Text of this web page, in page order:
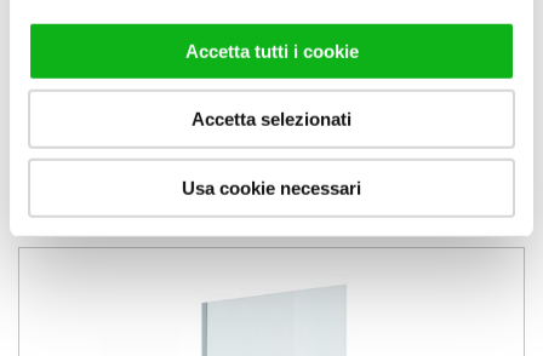
Accetta tutti i cookie
Accetta selezionati
Usa cookie necessari
Saloon